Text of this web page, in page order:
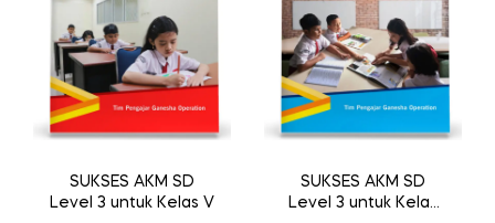
SUKSES AKM SD
Level 3 untuk Kelas V
SUKSES AKM SD
Level 3 untuk Kelas